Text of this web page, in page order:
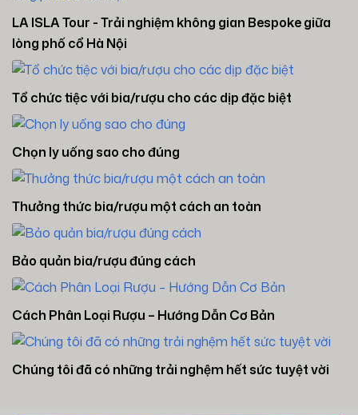
LA ISLA Tour - Trải nghiệm không gian Bespoke giữa
lòng phố cổ Hà Nội
Tổ chức tiệc với bia/rượu cho các dịp đặc biệt
Chọn ly uống sao cho đúng
Thưởng thức bia/rượu một cách an toàn
Bảo quản bia/rượu đúng cách
Cách Phân Loại Rượu – Hướng Dẫn Cơ Bản
Chúng tôi đã có những trải nghệm hết sức tuyệt vời